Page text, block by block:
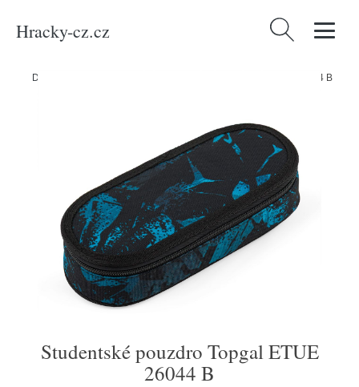
Hracky-cz.cz Vyhledávání
Domů Studentské pouzdro Topgal ETUE 26044 B
Studentské pouzdro Topgal ETUE
26044 B